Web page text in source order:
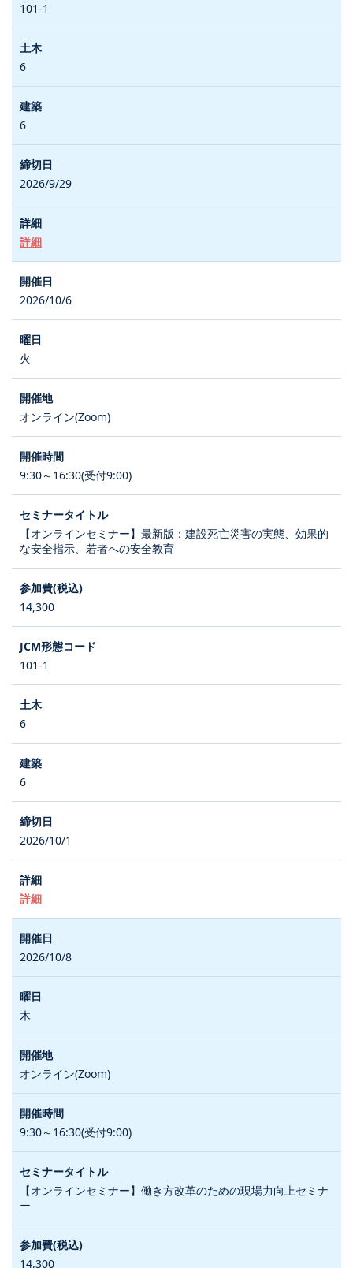
101-1
6
6
2026/9/29
詳細
2026/10/6
火
オンライン(Zoom)
9:30～16:30(受付9:00)
【オンラインセミナー】最新版：建設死亡災害の実態、効果的
な安全指示、若者への安全教育
14,300
101-1
6
6
2026/10/1
詳細
2026/10/8
木
オンライン(Zoom)
9:30～16:30(受付9:00)
【オンラインセミナー】働き方改革のための現場力向上セミナ
ー
14,300